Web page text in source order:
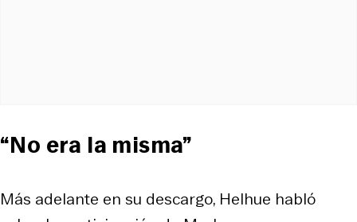
“No era la misma”
Más adelante en su descargo, Helhue habló